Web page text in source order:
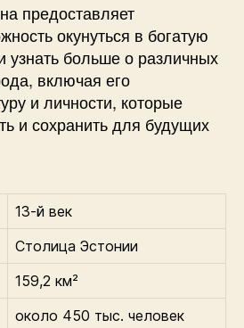
предоставляет
окунуться в богатую
узнать больше о различных
включая его
и личности, которые
и сохранить для будущих
13-й век
Столица Эстонии
159,2 км²
около 450 тыс. человек